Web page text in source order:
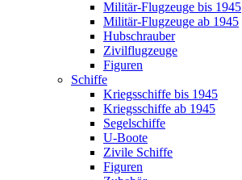
Militär-Flugzeuge bis 1945
Militär-Flugzeuge ab 1945
Hubschrauber
Zivilflugzeuge
Figuren
Schiffe
Kriegsschiffe bis 1945
Kriegsschiffe ab 1945
Segelschiffe
U-Boote
Zivile Schiffe
Figuren